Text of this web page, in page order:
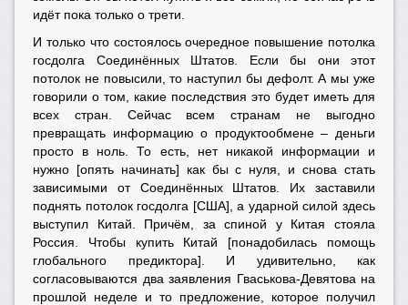
идёт пока только о трети.
И только что состоялось очередное повышение потолка
госдолга Соединённых Штатов. Если бы они этот
потолок не повысили, то наступил бы дефолт. А мы уже
говорили о том, какие последствия это будет иметь для
всех стран. Сейчас всем странам не выгодно
превращать информацию о продуктообмене – деньги
просто в ноль. То есть, нет никакой информации и
нужно [опять начинать] как бы с нуля, и снова стать
зависимыми от Соединённых Штатов. Их заставили
поднять потолок госдолга [США], а ударной силой здесь
выступил Китай. Причём, за спиной у Китая стояла
Россия. Чтобы купить Китай [понадобилась помощь
глобального предиктора]. И удивительно, как
согласовываются два заявления Гваськова-Девятова на
прошлой неделе и то предложение, которое получил